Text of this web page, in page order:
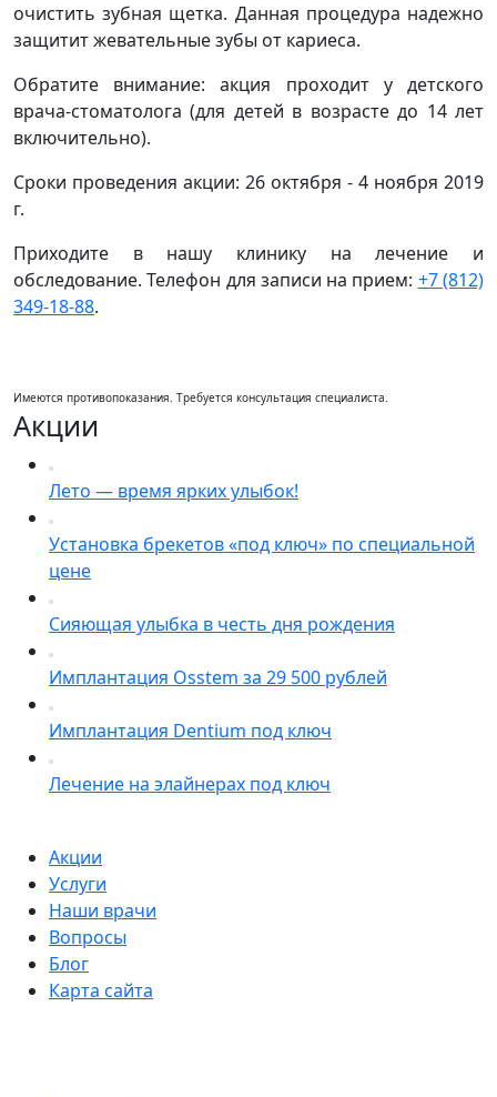
очистить зубная щетка. Данная процедура надежно
защитит жевательные зубы от кариеса.
Обратите внимание: акция проходит у детского
врача-стоматолога (для детей в возрасте до 14 лет
включительно).
Сроки проведения акции: 26 октября - 4 ноября 2019
г.
Приходите в нашу клинику на лечение и
обследование. Телефон для записи на прием: +7 (812)
349-18-88.
Имеются противопоказания. Требуется консультация специалиста.
Акции
Лето — время ярких улыбок!
Установка брекетов «под ключ» по специальной
цене
Сияющая улыбка в честь дня рождения
Имплантация Osstem за 29 500 рублей
Имплантация Dentium под ключ
Лечение на элайнерах под ключ
Акции
Услуги
Наши врачи
Вопросы
Блог
Карта сайта